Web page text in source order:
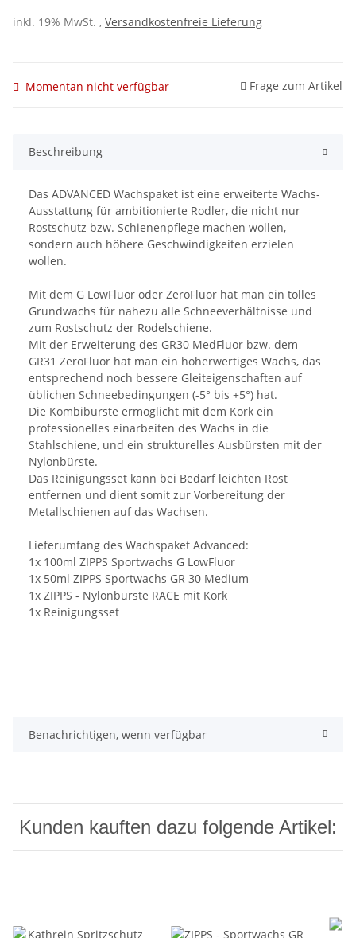
inkl. 19% MwSt. , Versandkostenfreie Lieferung
Momentan nicht verfügbar Frage zum Artikel
Beschreibung
Das ADVANCED Wachspaket ist eine erweiterte Wachs-
Ausstattung für ambitionierte Rodler, die nicht nur
Rostschutz bzw. Schienenpflege machen wollen,
sondern auch höhere Geschwindigkeiten erzielen
wollen.
Mit dem G LowFluor oder ZeroFluor hat man ein tolles
Grundwachs für nahezu alle Schneeverhältnisse und
zum Rostschutz der Rodelschiene.
Mit der Erweiterung des GR30 MedFluor bzw. dem
GR31 ZeroFluor hat man ein höherwertiges Wachs, das
entsprechend noch bessere Gleiteigenschaften auf
üblichen Schneebedingungen (-5° bis +5°) hat.
Die Kombibürste ermöglicht mit dem Kork ein
professionelles einarbeiten des Wachs in die
Stahlschiene, und ein strukturelles Ausbürsten mit der
Nylonbürste.
Das Reinigungsset kann bei Bedarf leichten Rost
entfernen und dient somit zur Vorbereitung der
Metallschienen auf das Wachsen.
Lieferumfang des Wachspaket Advanced:
1x 100ml ZIPPS Sportwachs G LowFluor
1x 50ml ZIPPS Sportwachs GR 30 Medium
1x ZIPPS - Nylonbürste RACE mit Kork
1x Reinigungsset
Benachrichtigen, wenn verfügbar
Kunden kauften dazu folgende Artikel: